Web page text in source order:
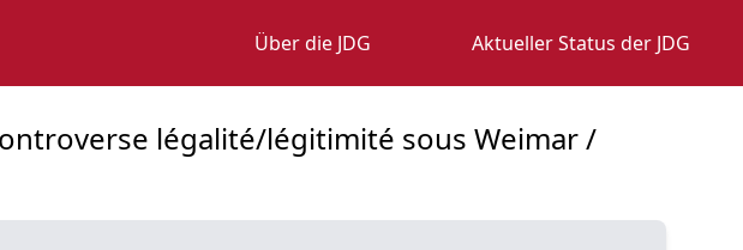
Über die JDG Aktueller Status der JDG
légalité/légitimité sous Weimar /